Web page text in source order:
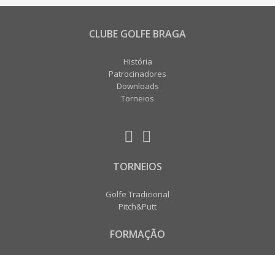
CLUBE GOLFE BRAGA
História
Patrocinadores
Downloads
Torneios
TORNEIOS
Golfe Tradicional
Pitch&Putt
FORMAÇÃO